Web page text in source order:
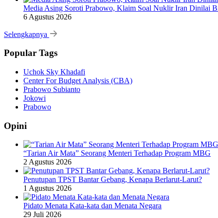
Media Asing Soroti Prabowo, Klaim Soal Nuklir Iran Dinilai
6 Agustus 2026
Selengkapnya
Popular Tags
Uchok Sky Khadafi
Center For Budget Analysis (CBA)
Prabowo Subianto
Jokowi
Prabowo
Opini
“Tarian Air Mata” Seorang Menteri Terhadap Program MBG
2 Agustus 2026
Penutupan TPST Bantar Gebang, Kenapa Berlarut-Larut?
1 Agustus 2026
Pidato Menata Kata-kata dan Menata Negara
29 Juli 2026